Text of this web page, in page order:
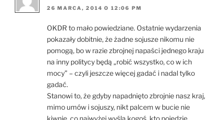
26 MARCA, 2014 O 12:06 PM
OKDR to mało powiedziane. Ostatnie wydarzenia
pokazały dobitnie, że żadne sojusze nikomu nie
pomogą, bo w razie zbrojnej napaści jednego kraju
na inny politycy będą „robić wszystko, co w ich
mocy” – czyli jeszcze więcej gadać i nadal tylko
gadać.
Stanowi to, że gdyby napadnięto zbrojnie nasz kraj,
mimo umów i sojuszy, nikt palcem w bucie nie